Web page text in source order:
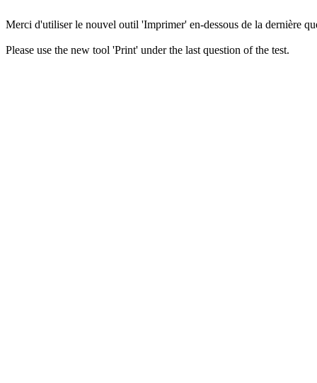
Merci d'utiliser le nouvel outil 'Imprimer' en-dessous de la dernière
Please use the new tool 'Print' under the last question of the test.